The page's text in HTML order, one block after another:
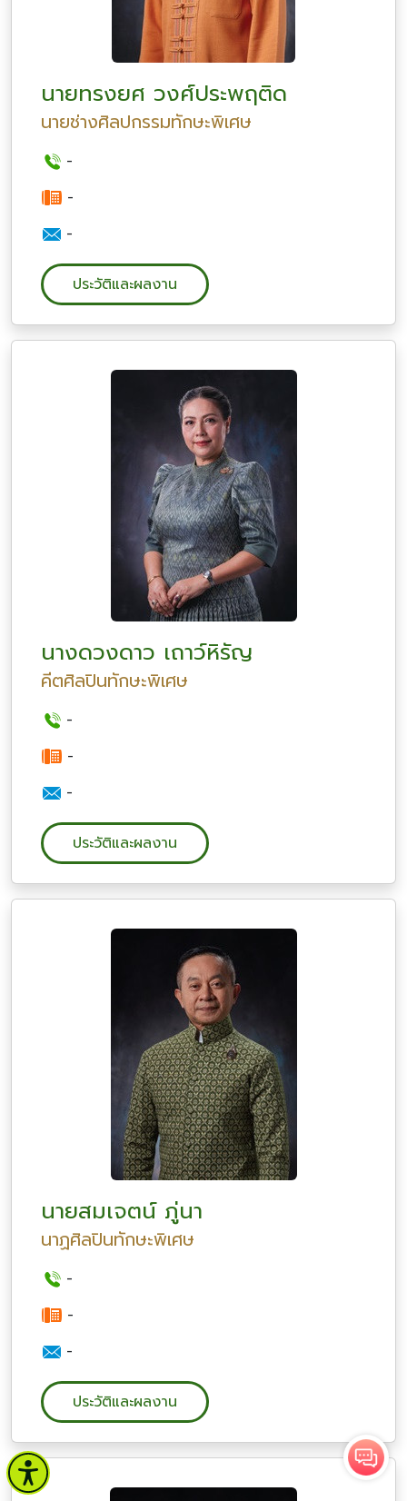
นายทรงยศ วงศ์ประพฤติด
นายช่างศิลปกรรมทักษะพิเศษ
-
-
-
ประวัติและผลงาน
นางดวงดาว เถาว์หิรัญ
คีตศิลปินทักษะพิเศษ
-
-
-
ประวัติและผลงาน
นายสมเจตน์ ภู่นา
นาฏศิลปินทักษะพิเศษ
-
-
-
ประวัติและผลงาน